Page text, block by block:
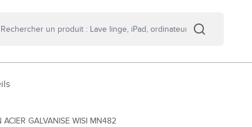
ACIER GALVANISE WISI MN482